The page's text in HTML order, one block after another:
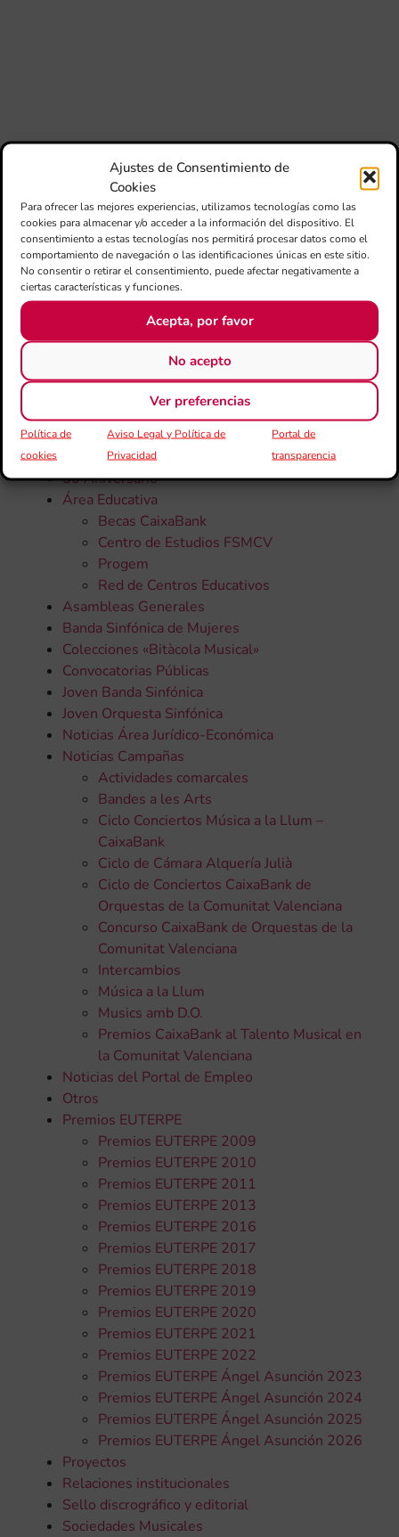
Ajustes de Consentimiento de
Cookies
Para ofrecer las mejores experiencias, utilizamos tecnologías como las
cookies para almacenar y/o acceder a la información del dispositivo. El
consentimiento a estas tecnologías nos permitirá procesar datos como el
comportamiento de navegación o las identificaciones únicas en este sitio.
No consentir o retirar el consentimiento, puede afectar negativamente a
ciertas características y funciones.
Acepta, por favor
No acepto
Ver preferencias
Política de
cookies
Aviso Legal y Política de
Privacidad
Portal de
transparencia
Todas la noticias
50 Aniversario
Área Educativa
Becas CaixaBank
Centro de Estudios FSMCV
Progem
Red de Centros Educativos
Asambleas Generales
Banda Sinfónica de Mujeres
Colecciones «Bitàcola Musical»
Convocatorias Públicas
Joven Banda Sinfónica
Joven Orquesta Sinfónica
Noticias Área Jurídico-Económica
Noticias Campañas
Actividades comarcales
Bandes a les Arts
Ciclo Conciertos Música a la Llum –
CaixaBank
Ciclo de Cámara Alquería Julià
Ciclo de Conciertos CaixaBank de
Orquestas de la Comunitat Valenciana
Concurso CaixaBank de Orquestas de la
Comunitat Valenciana
Intercambios
Música a la Llum
Musics amb D.O.
Premios CaixaBank al Talento Musical en
la Comunitat Valenciana
Noticias del Portal de Empleo
Otros
Premios EUTERPE
Premios EUTERPE 2009
Premios EUTERPE 2010
Premios EUTERPE 2011
Premios EUTERPE 2013
Premios EUTERPE 2016
Premios EUTERPE 2017
Premios EUTERPE 2018
Premios EUTERPE 2019
Premios EUTERPE 2020
Premios EUTERPE 2021
Premios EUTERPE 2022
Premios EUTERPE Ángel Asunción 2023
Premios EUTERPE Ángel Asunción 2024
Premios EUTERPE Ángel Asunción 2025
Premios EUTERPE Ángel Asunción 2026
Proyectos
Relaciones institucionales
Sello discrográfico y editorial
Sociedades Musicales